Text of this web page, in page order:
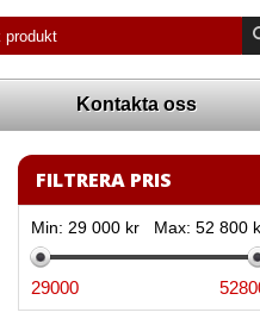
Kontakta oss
FILTRERA PRIS
Min: 29 000 kr Max: 52 800
29000